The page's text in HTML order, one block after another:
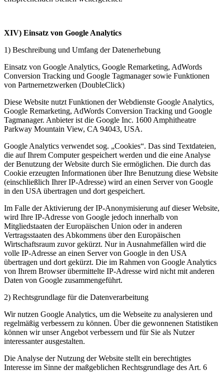
XIV) Einsatz von Google Analytics
1) Beschreibung und Umfang der Datenerhebung
Einsatz von Google Analytics, Google Remarketing, AdWords
Conversion Tracking und Google Tagmanager sowie Funktionen
von Partnernetzwerken (DoubleClick)
Diese Website nutzt Funktionen der Webdienste Google Analytics,
Google Remarketing, AdWords Conversion Tracking und Google
Tagmanager. Anbieter ist die Google Inc. 1600 Amphitheatre
Parkway Mountain View, CA 94043, USA.
Google Analytics verwendet sog. „Cookies“. Das sind Textdateien,
die auf Ihrem Computer gespeichert werden und die eine Analyse
der Benutzung der Website durch Sie ermöglichen. Die durch das
Cookie erzeugten Informationen über Ihre Benutzung diese Website
(einschließlich Ihrer IP-Adresse) wird an einen Server von Google
in den USA übertragen und dort gespeichert.
Im Falle der Aktivierung der IP-Anonymisierung auf dieser Website,
wird Ihre IP-Adresse von Google jedoch innerhalb von
Mitgliedstaaten der Europäischen Union oder in anderen
Vertragsstaaten des Abkommens über den Europäischen
Wirtschaftsraum zuvor gekürzt. Nur in Ausnahmefällen wird die
volle IP-Adresse an einen Server von Google in den USA
übertragen und dort gekürzt. Die im Rahmen von Google Analytics
von Ihrem Browser übermittelte IP-Adresse wird nicht mit anderen
Daten von Google zusammengeführt.
2) Rechtsgrundlage für die Datenverarbeitung
Wir nutzen Google Analytics, um die Webseite zu analysieren und
regelmäßig verbessern zu können. Über die gewonnenen Statistiken
können wir unser Angebot verbessern und für Sie als Nutzer
interessanter ausgestalten.
Die Analyse der Nutzung der Website stellt ein berechtigtes
Interesse im Sinne der maßgeblichen Rechtsgrundlage des Art. 6